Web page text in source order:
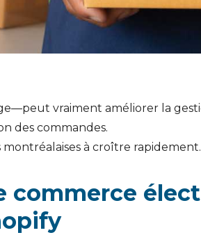
vraiment améliorer la
des commandes.
montréalaises à croître rapidement.
commerce